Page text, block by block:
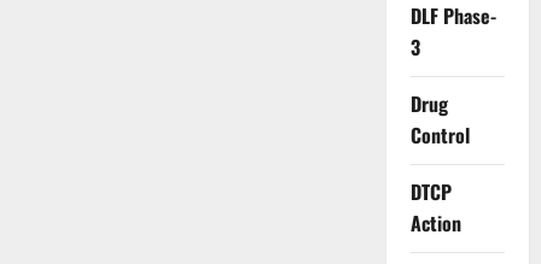
DLF Phase-
3
Drug
Control
DTCP
Action